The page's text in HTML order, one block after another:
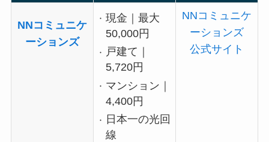
NNコミュニケ
ーションズ
現金｜最大
50,000円
戸建て｜
5,720円
マンション｜
4,400円
日本一の光回
線
NNコミュニケ
ーションズ
公式サイト